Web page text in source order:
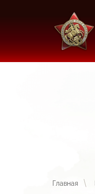
Главная